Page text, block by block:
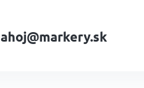
ahoj@markery.sk